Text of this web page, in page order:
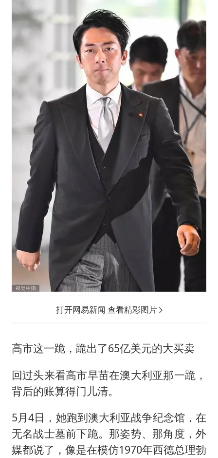
打开网易新闻 查看精彩图片
高市这一跪，跪出了65亿美元的大买卖
回过头来看高市早苗在澳大利亚那一跪，
背后的账算得门儿清。
5月4日，她跑到澳大利亚战争纪念馆，在
无名战士墓前下跪。那姿势、那角度，外
媒都说了，像是在模仿1970年西德总理勃